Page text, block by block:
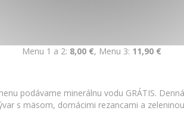
Menu 1 a 2: 8,00 €, Menu 3: 11,90 €
podávame minerálnu vodu GRÁTIS.
s mäsom, domácimi rezancami a